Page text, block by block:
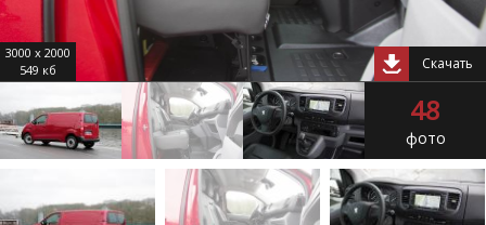
3000 x 2000
549 кб
Скачать
48
фото